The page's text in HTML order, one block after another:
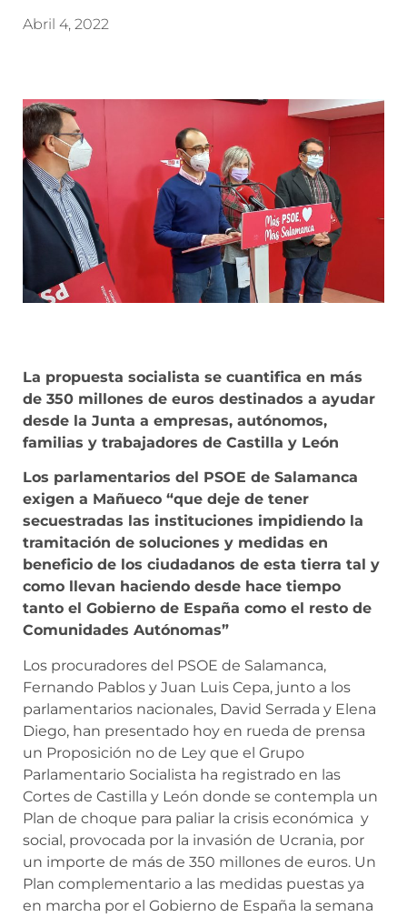
Abril 4, 2022
La propuesta socialista se cuantifica en más
de 350 millones de euros destinados a ayudar
desde la Junta a empresas, autónomos,
familias y trabajadores de Castilla y León
Los parlamentarios del PSOE de Salamanca
exigen a Mañueco “que deje de tener
secuestradas las instituciones impidiendo la
tramitación de soluciones y medidas en
beneficio de los ciudadanos de esta tierra tal y
como llevan haciendo desde hace tiempo
tanto el Gobierno de España como el resto de
Comunidades Autónomas”
Los procuradores del PSOE de Salamanca,
Fernando Pablos y Juan Luis Cepa, junto a los
parlamentarios nacionales, David Serrada y Elena
Diego, han presentado hoy en rueda de prensa
un Proposición no de Ley que el Grupo
Parlamentario Socialista ha registrado en las
Cortes de Castilla y León donde se contempla un
Plan de choque para paliar la crisis económica y
social, provocada por la invasión de Ucrania, por
un importe de más de 350 millones de euros. Un
Plan complementario a las medidas puestas ya
en marcha por el Gobierno de España la semana